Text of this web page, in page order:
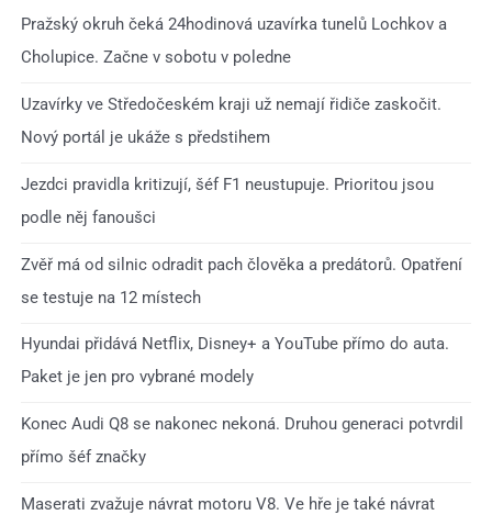
Pražský okruh čeká 24hodinová uzavírka tunelů Lochkov a
Cholupice. Začne v sobotu v poledne
Uzavírky ve Středočeském kraji už nemají řidiče zaskočit.
Nový portál je ukáže s předstihem
Jezdci pravidla kritizují, šéf F1 neustupuje. Prioritou jsou
podle něj fanoušci
Zvěř má od silnic odradit pach člověka a predátorů. Opatření
se testuje na 12 místech
Hyundai přidává Netflix, Disney+ a YouTube přímo do auta.
Paket je jen pro vybrané modely
Konec Audi Q8 se nakonec nekoná. Druhou generaci potvrdil
přímo šéf značky
Maserati zvažuje návrat motoru V8. Ve hře je také návrat